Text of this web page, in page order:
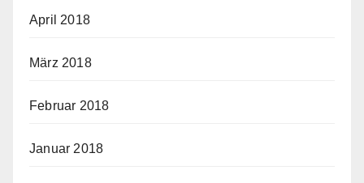
April 2018
März 2018
Februar 2018
Januar 2018